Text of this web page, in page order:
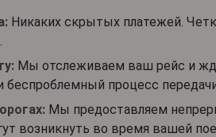
Никаких скрытых платежей.
Мы отслеживаем ваш рейс и
процесс
Мы предоставляем
возникнуть во время вашей